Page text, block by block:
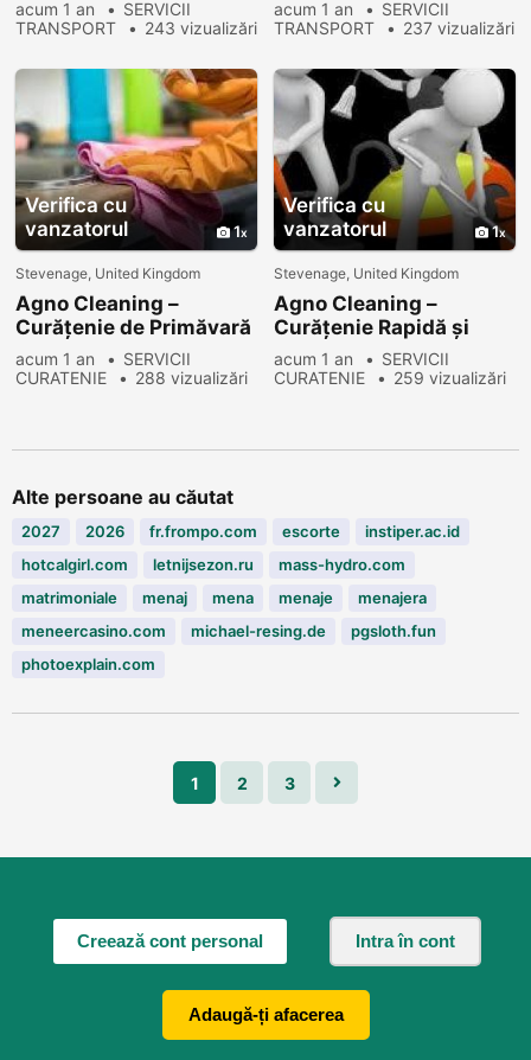
acum 1 an
SERVICII
TRANSPORT
243 vizualizări
aici!
acum 1 an
SERVICII
TRANSPORT
237 vizualizări
Verifica cu
vanzatorul
1
Stevenage, United Kingdom
Agno Cleaning –
Curățenie de Primăvară
pentru Casa Ta
acum 1 an
SERVICII
CURATENIE
288 vizualizări
Verifica cu
vanzatorul
1
Stevenage, United Kingdom
Agno Cleaning –
Curățenie Rapidă și
Eficientă pentru Biroul
Tău
acum 1 an
SERVICII
CURATENIE
259 vizualizări
Alte persoane au căutat
2027 2026 fr.frompo.com escorte
instiper.ac.id
hotcalgirl.com
letnijsezon.ru
mass-hydro.com
matrimoniale
menaj mena menaje
menajera
meneercasino.com
michael-resing.de
pgsloth.fun
photoexplain.com
1 2 3
Creează cont personal Intra în cont
Adaugă-ți afacerea